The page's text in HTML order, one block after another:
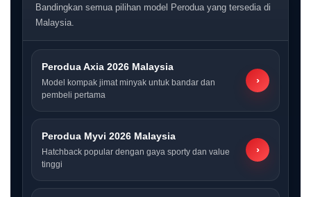
Bandingkan semua pilihan model Perodua yang tersedia di
Malaysia.
Perodua Axia 2026 Malaysia
Model kompak jimat minyak untuk bandar dan
pembeli pertama
›
Perodua Myvi 2026 Malaysia
Hatchback popular dengan gaya sporty dan value
tinggi
›